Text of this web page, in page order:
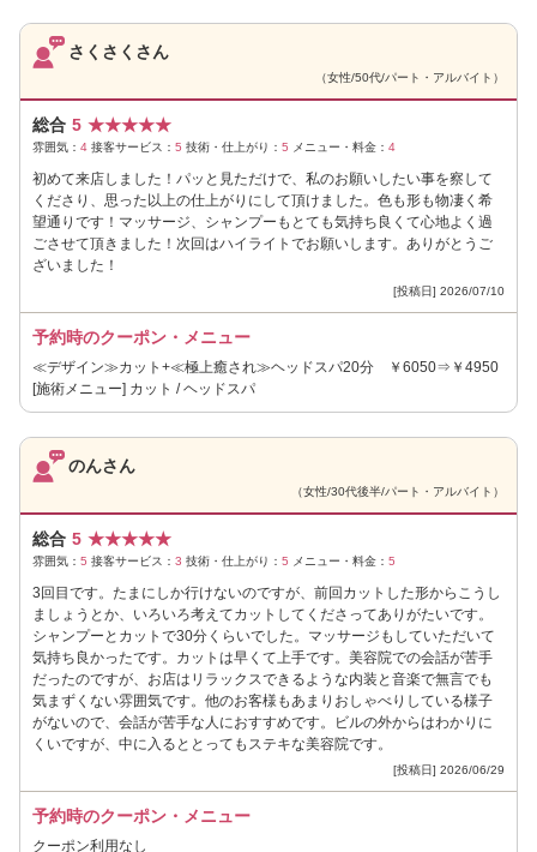
さくさくさん
（女性/50代/パート・アルバイト）
総合 5 ★★★★★
雰囲気： 4 接客サービス： 5 技術・仕上がり： 5 メニュー・料金： 4
初めて来店しました！パッと見ただけで、私のお願いしたい事を察して
くださり、思った以上の仕上がりにして頂けました。色も形も物凄く希
望通りです！マッサージ、シャンプーもとても気持ち良くて心地よく過
ごさせて頂きました！次回はハイライトでお願いします。ありがとうご
ざいました！
[投稿日] 2026/07/10
予約時のクーポン・メニュー
≪デザイン≫カット+≪極上癒され≫ヘッドスパ20分 ￥6050⇒￥4950
[施術メニュー] カット / ヘッドスパ
のんさん
（女性/30代後半/パート・アルバイト）
総合 5 ★★★★★
雰囲気： 5 接客サービス： 3 技術・仕上がり： 5 メニュー・料金： 5
3回目です。たまにしか行けないのですが、前回カットした形からこうし
ましょうとか、いろいろ考えてカットしてくださってありがたいです。
シャンプーとカットで30分くらいでした。マッサージもしていただいて
気持ち良かったです。カットは早くて上手です。美容院での会話が苦手
だったのですが、お店はリラックスできるような内装と音楽で無言でも
気まずくない雰囲気です。他のお客様もあまりおしゃべりしている様子
がないので、会話が苦手な人におすすめです。ビルの外からはわかりに
くいですが、中に入るととってもステキな美容院です。
[投稿日] 2026/06/29
予約時のクーポン・メニュー
クーポン利用なし